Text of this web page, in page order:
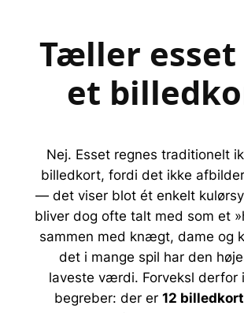
Tæller esset
et
Nej. Esset regnes traditionelt
billedkort, fordi det ikke
— det viser blot ét enkelt
bliver dog ofte talt med som et
sammen med knægt, dame og
det i mange spil har den
laveste værdi. Forveksl derfor
begreber: der er12 billedkort